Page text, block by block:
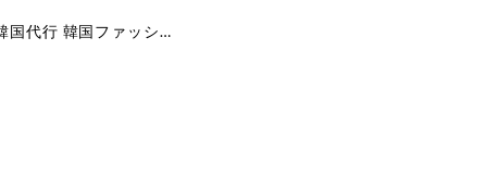
[COYSEIO] COY BUMBLE SNEAKERS GREY 正規品 韓国ブランド 韓国通販 韓国代行 韓国ファッション コイセイオ 日本 店舗